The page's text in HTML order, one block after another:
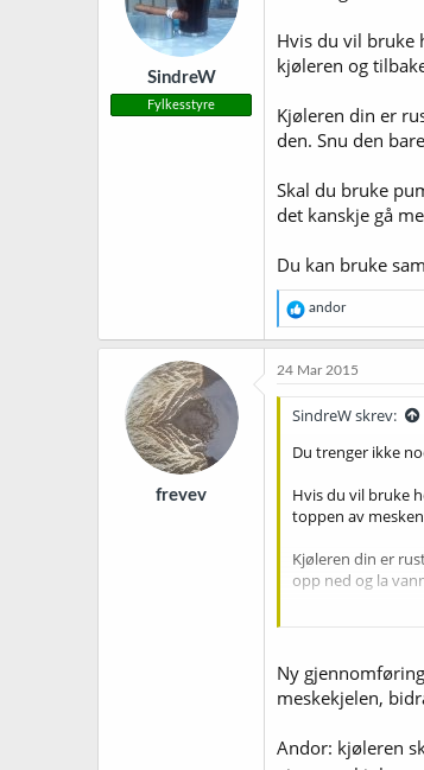
e
SindreW
Fylkesstyre
Hvis du vil bruke
kjøleren og
Kjøleren din er
den. Snu den
Skal du bruke
det kanskje gå
Du kan bruke
R
e
a
k
j
o
e
:
andor
frevev
24 Mar 2015
SindreW skrev:
Du trenger ikke
Hvis du vil bruke
toppen av
Kjøleren din er
opp ned og la
Skal du bruke
Du kan bruke
Ny
meskekjelen,
Andor: kjøleren